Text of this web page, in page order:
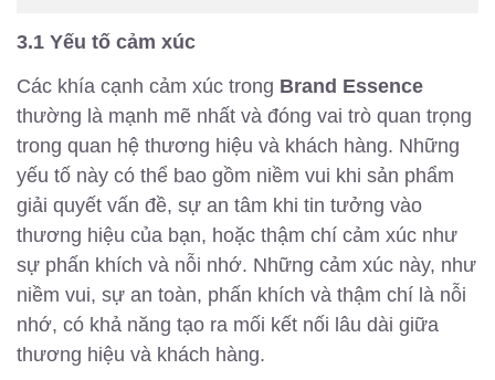
3.1 Yếu tố cảm xúc
Các khía cạnh cảm xúc trong Brand Essence
thường là mạnh mẽ nhất và đóng vai trò quan trọng
trong quan hệ thương hiệu và khách hàng. Những
yếu tố này có thể bao gồm niềm vui khi sản phẩm
giải quyết vấn đề, sự an tâm khi tin tưởng vào
thương hiệu của bạn, hoặc thậm chí cảm xúc như
sự phấn khích và nỗi nhớ. Những cảm xúc này, như
niềm vui, sự an toàn, phấn khích và thậm chí là nỗi
nhớ, có khả năng tạo ra mối kết nối lâu dài giữa
thương hiệu và khách hàng.